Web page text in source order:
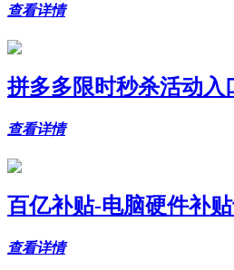
查看详情
拼多多限时秒杀活动入
查看详情
百亿补贴-电脑硬件补
查看详情